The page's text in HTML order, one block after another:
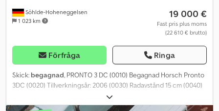
Söhlde-Hoheneggelsen
1 023 km
19 000 €
Fast pris plus moms
(22 610 € brutto)
Förfråga Ringa
Skick: begagnad, PRONTO 3 DC (0010) Begagnad Horsch Pronto
3DC (0020) Tillverkningsår: 2006 (0030) Radavstånd 15 cm (0040)
Datorstyrning (0050) Lastplattform (0060) Mellanpackare (0070)
Belysning Codpfx Ajzq If Hjp Isha (0080) Chassi (0090)